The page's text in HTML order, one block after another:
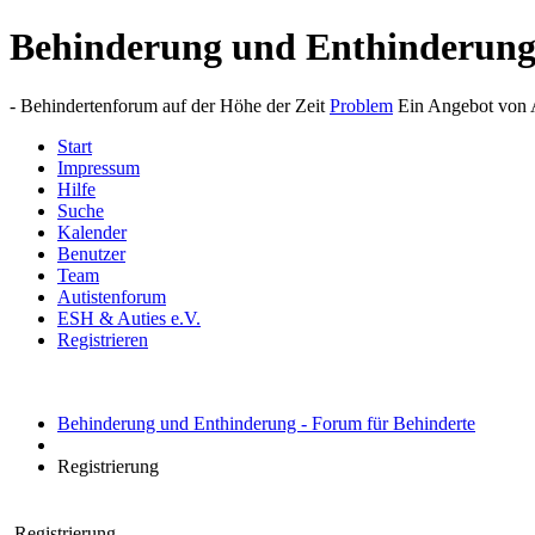
Behinderung und Enthinderung
- Behindertenforum auf der Höhe der Zeit Problem Ein Angebot von
Start
Impressum
Hilfe
Suche
Kalender
Benutzer
Team
Autistenforum
ESH & Auties e.V.
Registrieren
Behinderung und Enthinderung - Forum für Behinderte
Registrierung